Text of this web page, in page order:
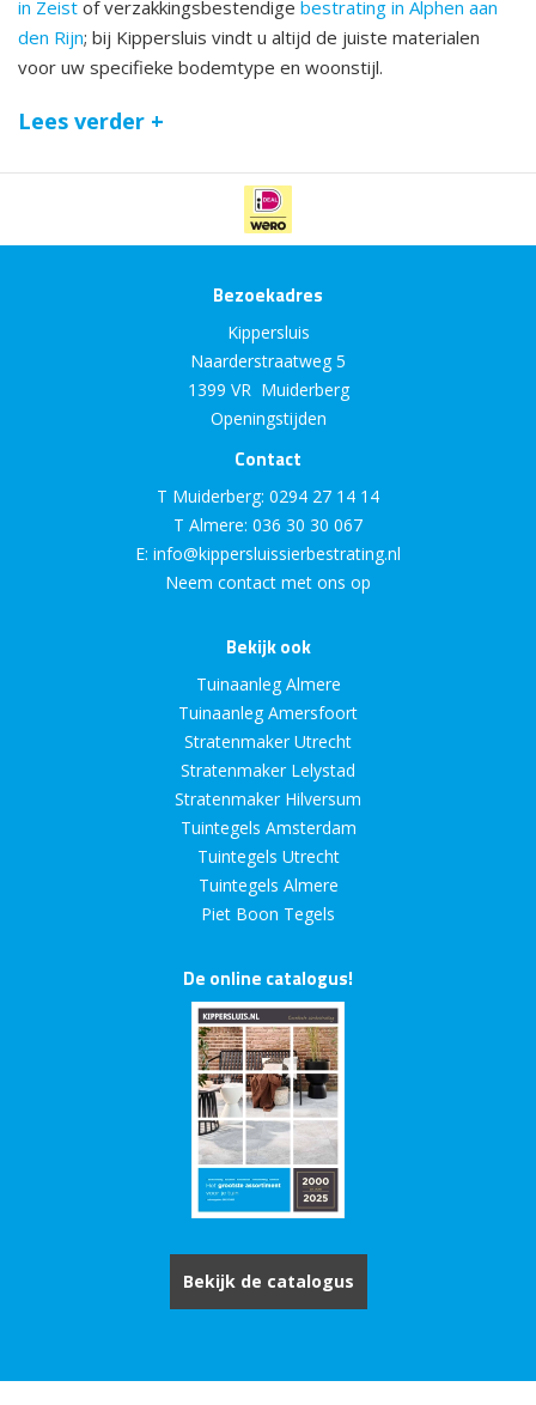
in Zeist of verzakkingsbestendige bestrating in Alphen aan
den Rijn; bij Kippersluis vindt u altijd de juiste materialen
voor uw specifieke bodemtype en woonstijl.
Lees verder +
Bezoekadres
Kippersluis
Naarderstraatweg 5
1399 VR Muiderberg
Openingstijden
Contact
T Muiderberg: 0294 27 14 14
T Almere: 036 30 30 067
E: info@kippersluissierbestrating.nl
Neem contact met ons op
Bekijk ook
Tuinaanleg Almere
Tuinaanleg Amersfoort
Stratenmaker Utrecht
Stratenmaker Lelystad
Stratenmaker Hilversum
Tuintegels Amsterdam
Tuintegels Utrecht
Tuintegels Almere
Piet Boon Tegels
De online catalogus!
Bekijk de catalogus